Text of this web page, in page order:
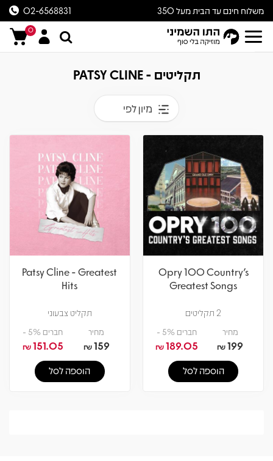
משלוח חינם עד הבית מעל 350
ש״ח
02-6568831
0
תקליטים - PATSY CLINE
מיון לפי
Opry 100 Country's
Greatest Songs
2 תקליטים
מחיר
199
₪
חברים 5% -
189.05
₪
הוספה לסל
Patsy Cline - Greatest
Hits
תקליט צבעוני
מחיר
159
₪
חברים 5% -
151.05
₪
הוספה לסל